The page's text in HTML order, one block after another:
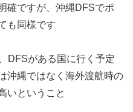
確ですが、沖縄DFSでポ
も同様です
DFSがある国に行く予定
沖縄ではなく海外渡航時の
いということ